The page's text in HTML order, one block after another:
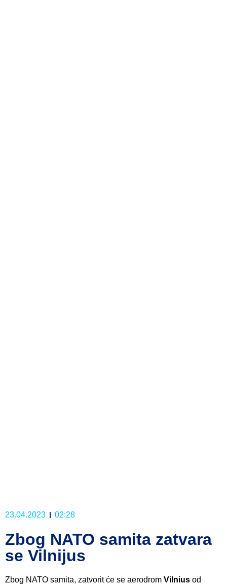
23.04.2023 02:28
Zbog NATO samita zatvara
se Vilnijus
Zbog NATO samita, zatvorit će se aerodrom Vilnius od